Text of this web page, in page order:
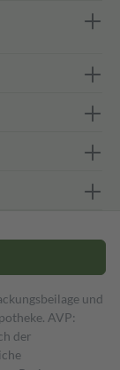
und
AVP:
der